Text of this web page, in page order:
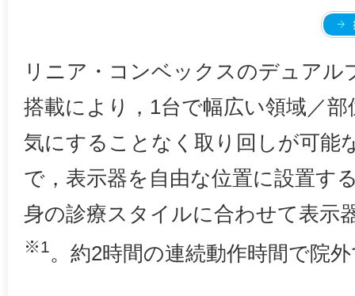
リニア・コンベックスのデュアル
搭載により，1台で幅広い領域／
気にすることなく取り回しが可能
で，表示器を自由な位置に設置す
身の診療スタイルに合わせて表示
※1。約2時間の連続動作時間で院